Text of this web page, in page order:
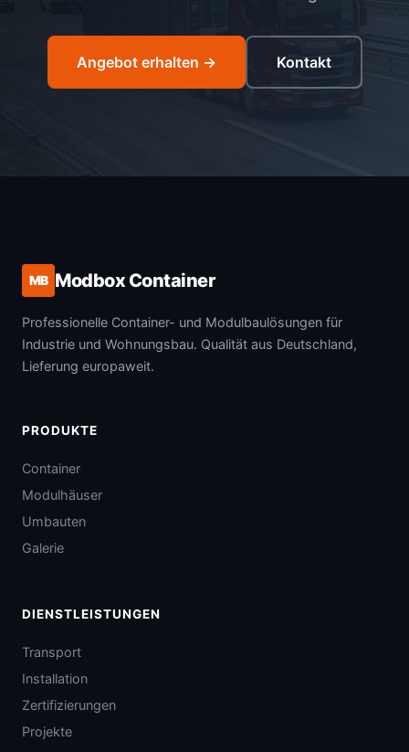
Angebot erhalten → Kontakt
MB Modbox Container
Professionelle Container- und Modulbaulösungen für
Industrie und Wohnungsbau. Qualität aus Deutschland,
Lieferung europaweit.
PRODUKTE
Container
Modulhäuser
Umbauten
Galerie
DIENSTLEISTUNGEN
Transport
Installation
Zertifizierungen
Projekte